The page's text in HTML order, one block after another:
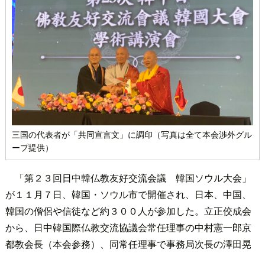
三国の代表者が「共同宣言文」に調印（写真は全て本会渉外グル
ープ提供）
「第２３回日中韓仏教友好交流会議 韓国ソウル大会」
が１１月７日、韓国・ソウル市で開催され、日本、中国、
韓国の僧侶や信徒など約３００人が参加した。立正佼成会
から、日中韓国際仏教交流協議会常任理事の中村憲一郎京
都教会長（本会参務）、同常任理事で事務局次長の澤田晃